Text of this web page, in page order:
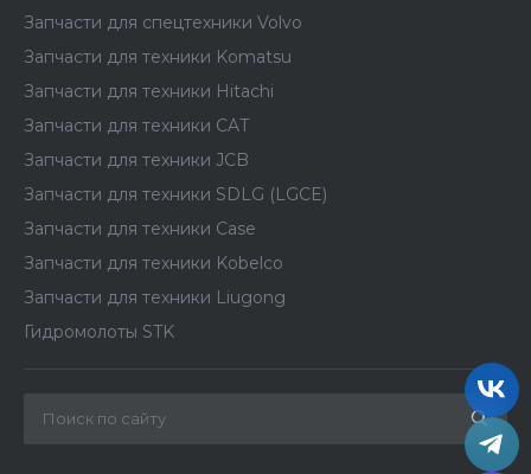
Запчасти для спецтехники Volvo
Запчасти для техники Komatsu
Запчасти для техники Hitachi
Запчасти для техники CAT
Запчасти для техники JCB
Запчасти для техники SDLG (LGCE)
Запчасти для техники Case
Запчасти для техники Kobelco
Запчасти для техники Liugong
Гидромолоты STK